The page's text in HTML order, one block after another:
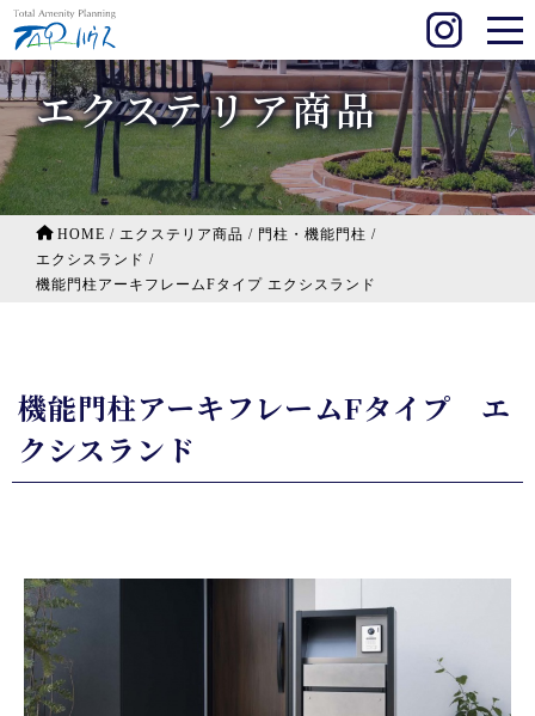
エクステリア商品
HOME / エクステリア商品 / 門柱・機能門柱 /
エクシスランド /
機能門柱アーキフレームFタイプ エクシスランド
機能門柱アーキフレームFタイプ エ
クシスランド